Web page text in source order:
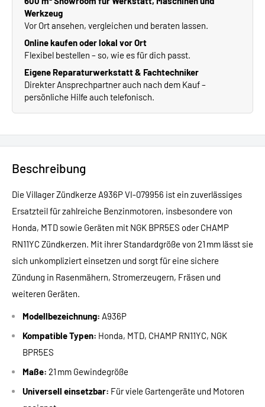
Werkzeug
Vor Ort ansehen, vergleichen und beraten lassen.
Online kaufen oder lokal vor Ort
Flexibel bestellen – so, wie es für dich passt.
Eigene Reparaturwerkstatt & Fachtechniker
Direkter Ansprechpartner auch nach dem Kauf –
persönliche Hilfe auch telefonisch.
Beschreibung
Die Villager Zündkerze A936P VI-079956 ist ein zuverlässiges
Ersatzteil für zahlreiche Benzinmotoren, insbesondere von
Honda, MTD sowie Geräten mit NGK BPR5ES oder CHAMP
RN11YC Zündkerzen. Mit ihrer Standardgröße von 21 mm lässt sie
sich unkompliziert einsetzen und sorgt für eine sichere
Zündung in Rasenmähern, Stromerzeugern, Fräsen und
weiteren Geräten.
Modellbezeichnung: A936P
Kompatible Typen: Honda, MTD, CHAMP RN11YC, NGK
BPR5ES
Maße: 21 mm Gewindegröße
Universell einsetzbar: Für viele Gartengeräte und Motoren